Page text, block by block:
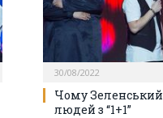
30/08/2022
Чому Зеленський
людей з “1+1”